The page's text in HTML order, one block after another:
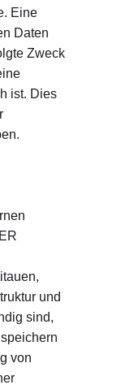
Eine
Daten
Zweck
ist. Dies
und
sind,
von